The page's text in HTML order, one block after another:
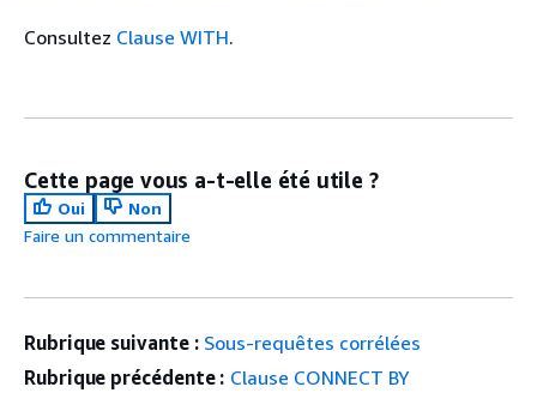
Consultez Clause WITH.
Cette page vous a-t-elle été utile ?
Oui
Non
Faire un commentaire
Rubrique suivante : Sous-requêtes corrélées
Rubrique précédente : Clause CONNECT BY